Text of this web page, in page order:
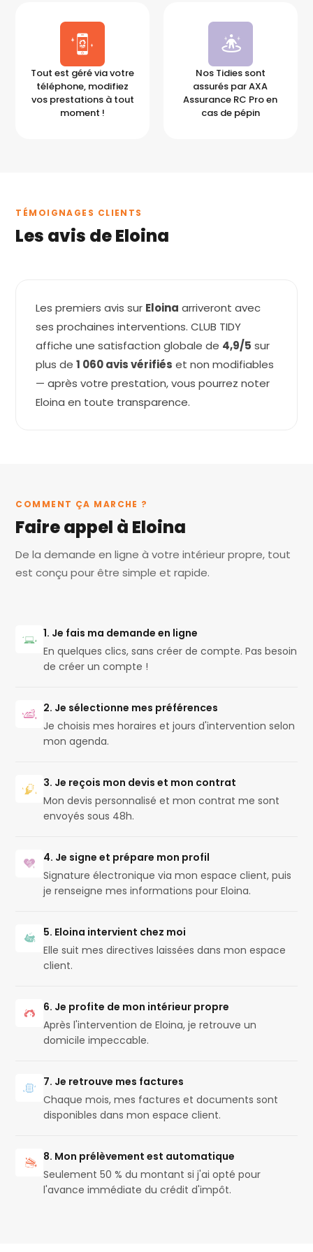
Tout est géré via votre
téléphone, modifiez
vos prestations à tout
moment !
Nos Tidies sont
assurés par AXA
Assurance RC Pro en
cas de pépin
TÉMOIGNAGES CLIENTS
Les avis de Eloina
Les premiers avis sur Eloina arriveront avec
ses prochaines interventions. CLUB TIDY
affiche une satisfaction globale de 4,9/5 sur
plus de1 060 avis vérifiés et non modifiables
— après votre prestation, vous pourrez noter
Eloina en toute transparence.
COMMENT ÇA MARCHE ?
Faire appel à Eloina
De la demande en ligne à votre intérieur propre, tout
est conçu pour être simple et rapide.
1. Je fais ma demande en ligne
En quelques clics, sans créer de compte. Pas besoin
de créer un compte !
2. Je sélectionne mes préférences
Je choisis mes horaires et jours d'intervention selon
mon agenda.
3. Je reçois mon devis et mon contrat
Mon devis personnalisé et mon contrat me sont
envoyés sous 48h.
4. Je signe et prépare mon profil
Signature électronique via mon espace client, puis
je renseigne mes informations pour Eloina.
5. Eloina intervient chez moi
Elle suit mes directives laissées dans mon espace
client.
6. Je profite de mon intérieur propre
Après l'intervention de Eloina, je retrouve un
domicile impeccable.
7. Je retrouve mes factures
Chaque mois, mes factures et documents sont
disponibles dans mon espace client.
8. Mon prélèvement est automatique
Seulement 50 % du montant si j'ai opté pour
l'avance immédiate du crédit d'impôt.